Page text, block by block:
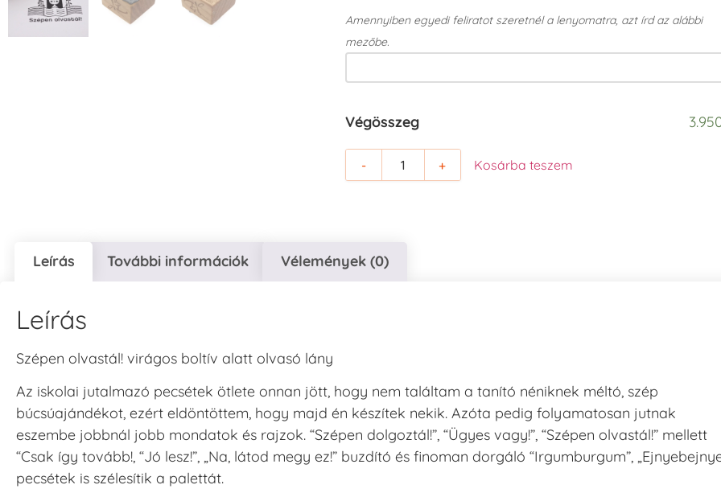
Amennyiben egyedi feliratot szeretnél a lenyomatra, azt írd az alábbi
mezőbe.
Végösszeg
- + Kosárba teszem
Leírás További információk Vélemények (0)
Leírás
Szépen olvastál! virágos boltív alatt olvasó lány
Az iskolai jutalmazó pecsétek ötlete onnan jött, hogy nem találtam a tanító néniknek méltó, szép
búcsúajándékot, ezért eldöntöttem, hogy majd én készítek nekik. Azóta pedig folyamatosan jutnak
eszembe jobbnál jobb mondatok és rajzok. “Szépen dolgoztál!”, “Ügyes vagy!”, “Szépen olvastál!” mellett
“Csak így tovább!, “Jó lesz!”, „Na, látod megy ez!” buzdító és finoman dorgáló “Irgumburgum”,
pecsétek is szélesítik a palettát.